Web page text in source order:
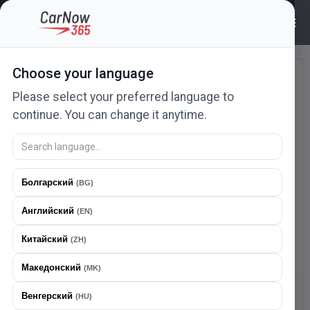
Choose your language
Please select your preferred language to
continue. You can change it anytime.
Болгарский (BG)
Английский (EN)
Китайский (ZH)
Македонский (MK)
Венгерский (HU)
Войти
Введите свой адрес электронной почты и
пароль для входа
Пароль должен содержать не менее 8 символов.
Скачайте наше приложение
Войти | CarNow365